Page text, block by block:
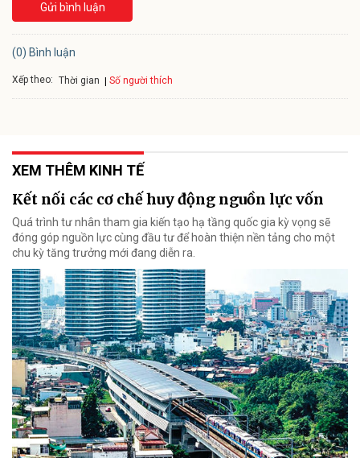
Gửi bình luận
(0) Bình luận
Xếp theo: Thời gian Số người thích
XEM THÊM KINH TẾ
Kết nối các cơ chế huy động nguồn lực vốn
Quá trình tư nhân tham gia kiến tạo hạ tầng quốc gia kỳ vọng sẽ
đóng góp nguồn lực cùng đầu tư để hoàn thiện nền tảng cho một
chu kỳ tăng trưởng mới đang diễn ra.